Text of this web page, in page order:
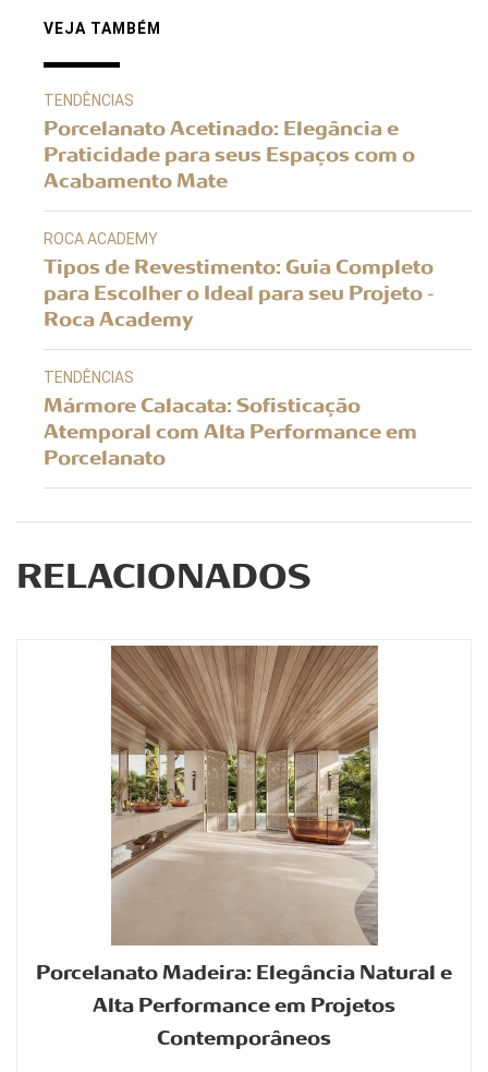
VEJA TAMBÉM
TENDÊNCIAS
Porcelanato Acetinado: Elegância e
Praticidade para seus Espaços com o
Acabamento Mate
ROCA ACADEMY
Tipos de Revestimento: Guia Completo
para Escolher o Ideal para seu Projeto -
Roca Academy
TENDÊNCIAS
Mármore Calacata: Sofisticação
Atemporal com Alta Performance em
Porcelanato
RELACIONADOS
Porcelanato Madeira: Elegância Natural e
Alta Performance em Projetos
Contemporâneos